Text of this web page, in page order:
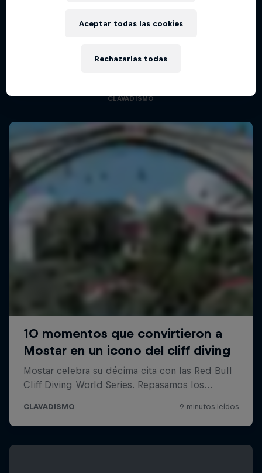
444 Days
CLAVADISMO
Rechazarlas todas
Aceptar todas las cookies